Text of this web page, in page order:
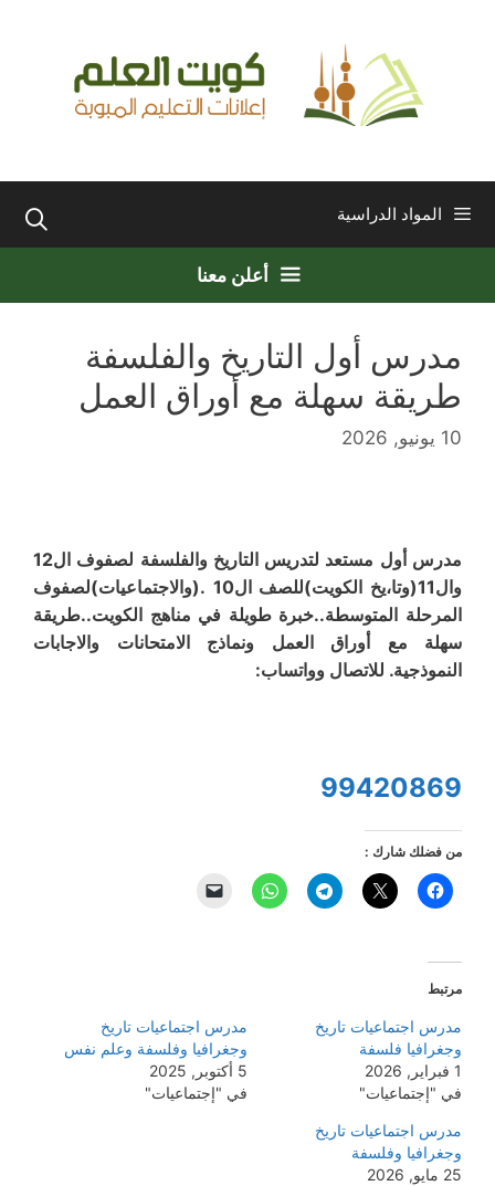
المواد الدراسية
أعلن معنا
مدرس أول التاريخ والفلسفة
طريقة سهلة مع أوراق العمل
10 يونيو, 2026
مدرس أول مستعد لتدريس التاريخ والفلسفة لصفوف ال12
وال11(وتا،يخ الكويت)للصف ال10 .(والاجتماعيات)لصفوف
المرحلة المتوسطة..خبرة طويلة في مناهج الكويت..طريقة
سهلة مع أوراق العمل ونماذج الامتحانات والاجابات
النموذجية. للاتصال وواتساب:
99420869
من فضلك شارك :
مرتبط
مدرس اجتماعيات تاريخ
وجغرافيا فلسفة
1 فبراير, 2026
في "إجتماعيات"
مدرس اجتماعيات تاريخ
وجغرافيا وفلسفة وعلم نفس
5 أكتوبر, 2025
في "إجتماعيات"
مدرس اجتماعيات تاريخ
وجغرافيا وفلسفة
25 مايو, 2026